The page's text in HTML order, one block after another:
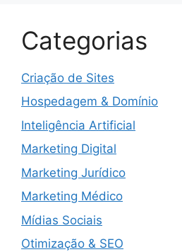
Categorias
Criação de Sites
Hospedagem & Domínio
Inteligência Artificial
Marketing Digital
Marketing Jurídico
Marketing Médico
Mídias Sociais
Otimização & SEO